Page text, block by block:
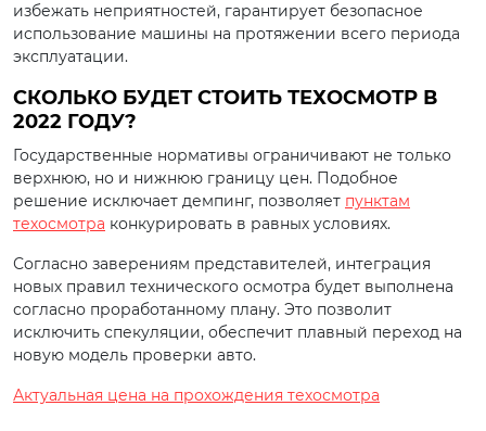
избежать неприятностей, гарантирует безопасное
использование машины на протяжении всего периода
эксплуатации.
СКОЛЬКО БУДЕТ СТОИТЬ ТЕХОСМОТР В
2022 ГОДУ?
Государственные нормативы ограничивают не только
верхнюю, но и нижнюю границу цен. Подобное
решение исключает демпинг, позволяет пунктам
техосмотра конкурировать в равных условиях.
Согласно заверениям представителей, интеграция
новых правил технического осмотра будет выполнена
согласно проработанному плану. Это позволит
исключить спекуляции, обеспечит плавный переход на
новую модель проверки авто.
Актуальная цена на прохождения техосмотра